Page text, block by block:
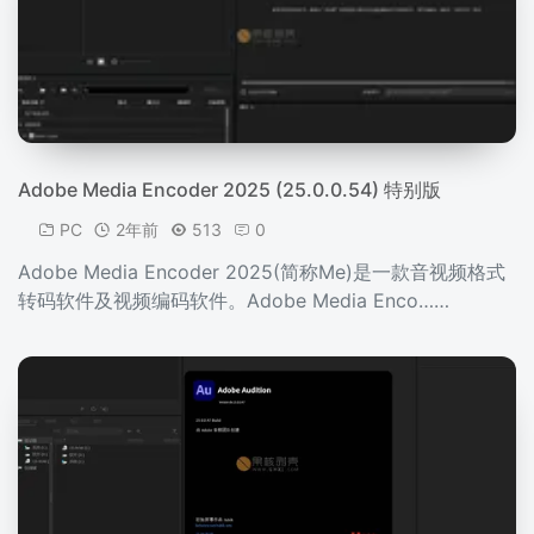
Adobe Media Encoder 2025 (25.0.0.54) 特别版
PC 2年前 513 0
Adobe Media Encoder 2025(简称Me)是一款音视频格式
转码软件及视频编码软件。Adobe Media Enco……